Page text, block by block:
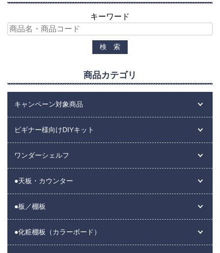
キーワード
商品カテゴリ
キャンペーン対象商品
ビギナー様向けDIYキット
ワンダーシェルフ
●天板・カウンター
●板／棚板
●化粧棚板（カラーボード）